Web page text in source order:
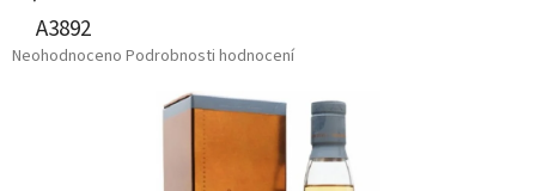
A3892
Průměrné
Neohodnoceno Podrobnosti hodnocení